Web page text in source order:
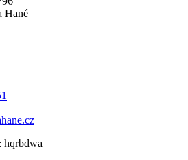
Hané
hqrbdwa